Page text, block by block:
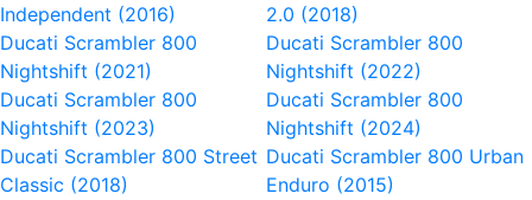
Independent (2016)
2.0 (2018)
Ducati Scrambler 800
Nightshift (2021)
Ducati Scrambler 800
Nightshift (2022)
Ducati Scrambler 800
Nightshift (2023)
Ducati Scrambler 800
Nightshift (2024)
Ducati Scrambler 800 Street
Classic (2018)
Ducati Scrambler 800 Urban
Enduro (2015)